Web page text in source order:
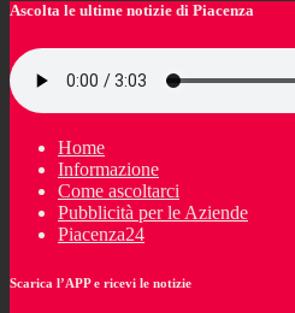
Ascolta le ultime notizie di Piacenza
Home
Informazione
Come ascoltarci
Pubblicità per le Aziende
Piacenza24
Scarica l’APP e ricevi le notizie